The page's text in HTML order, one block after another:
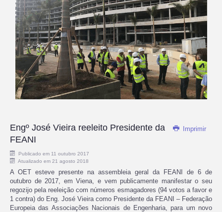
Imprimir
Engº José Vieira reeleito Presidente da
FEANI
Publicado em 11 outubro 2017
Atualizado em 21 agosto 2018
A OET esteve presente na assembleia geral da FEANI de 6 de
outubro de 2017, em Viena, e vem publicamente manifestar o seu
regozijo pela reeleição com números esmagadores (94 votos a favor e
1 contra) do Eng. José Vieira como Presidente da FEANI – Federação
Europeia das Associações Nacionais de Engenharia, para um novo